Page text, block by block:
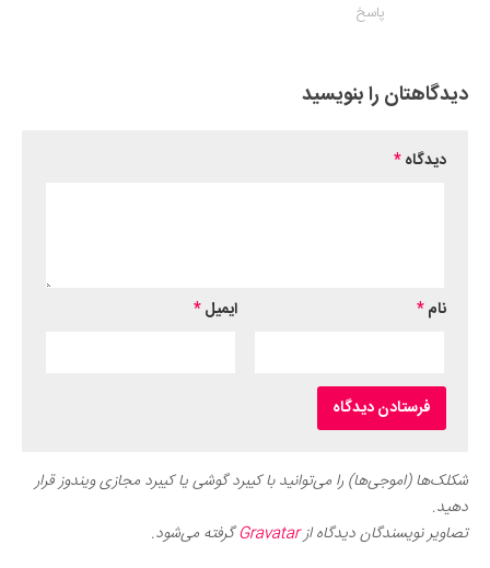
پاسخ
دیدگاهتان را بنویسید
دیدگاه*
نام* ایمیل*
شکلک‌ها (اموجی‌ها) را می‌توانید با کیبرد گوشی یا کیبرد مجازی ویندوز قرار
دهید.
تصاویر نویسندگان دیدگاه ازGravatarگرفته می‌شود.